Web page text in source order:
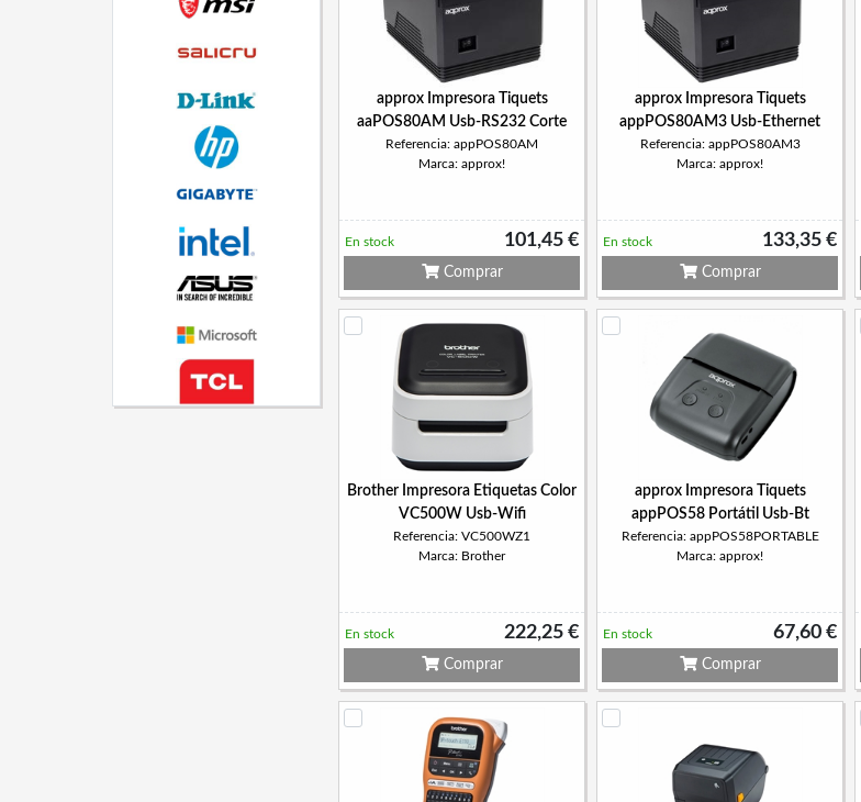
approx Impresora Tiquets
aaPOS80AM Usb-RS232 Corte
Referencia: appPOS80AM
Marca: approx!
101,45 €
En stock
Comprar
approx Impresora Tiquets
appPOS80AM3 Usb-Ethernet
Referencia: appPOS80AM3
Marca: approx!
133,35 €
En stock
Comprar
Brother Impresora Etiquetas Color
VC500W Usb-Wifi
Referencia: VC500WZ1
Marca: Brother
222,25 €
En stock
Comprar
approx Impresora Tiquets
appPOS58 Portátil Usb-Bt
Referencia: appPOS58PORTABLE
Marca: approx!
67,60 €
En stock
Comprar